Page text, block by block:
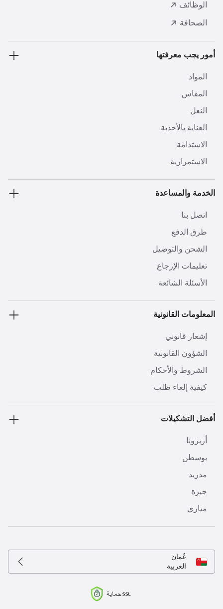
الوظائف
الصحافة
أمور يجب معرفتها
المواد
المقاس
النعل
العناية بالأحذية
الاستدامة
الاستمرارية
الخدمة والمساعدة
اتصل بنا
طرق الدفع
الشحن والتوصيل
تعليمات الإرجاع
الأسئلة الشائعة
المعلومات القانونية
إشعار قانوني
الشؤون القانونية
الشروط والأحكام
كيفية إلغاء طلب
أفضل التشكيلات
أريزونا
بوسطن
مدريد
جيزة
مياري
عُمان
العربية